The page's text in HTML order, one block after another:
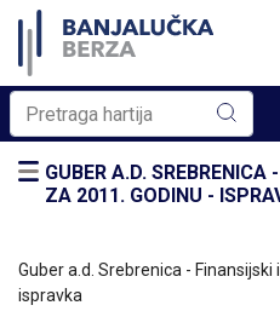
GUBER A.D.
ZA 2011. GODINU -
Guber a.d. Srebrenica -
ispravka